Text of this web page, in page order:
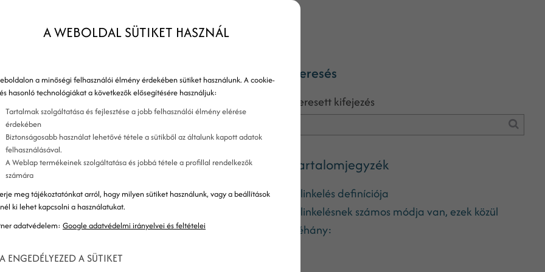
linkjének (hivatkozásának) elhelyezése más
webhelyeden. Egy ilyen célból sikeresen
gyakran (de nem minden esetben)
linket saját webhelyeden, ami a rád hivatkozó
van, ezek közül
Keresés
Keresett kifejezés
Tartalomjegyzék
A linkelés definíciója
A linkelésnek számos módja van, ezek közül
néhány:
A WEBOLDAL SÜTIKET HASZNÁL
a minőségi felhasználói élmény érdekében sütiket használunk. A cookie-
hasonló technológiákat a következők elősegítésére használjuk:
Tartalmak szolgáltatása és fejlesztése a jobb felhasználói élmény elérése
érdekében
Biztonságosabb használat lehetővé tétele a sütikből az általunk kapott adatok
felhasználásával.
A Weblap termékeinek szolgáltatása és jobbá tétele a profillal rendelkezők
számára
meg tájékoztatónkat arról, hogy milyen sütiket használunk, vagy a beállítások
ki lehet kapcsolni a használatukat.
adatvédelem: Google adatvédelmi irányelvei és feltételei
ENGEDÉLYEZED A SÜTIKET